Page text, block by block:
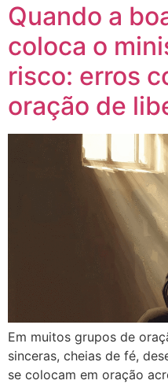
Quando a
coloca o
risco: erros
oração de
Em muitos grupos de
sinceras, cheias de fé,
se colocam em oração